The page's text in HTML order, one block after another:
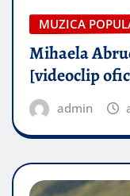
MUZICA
Mihaela
[videoclip
admin